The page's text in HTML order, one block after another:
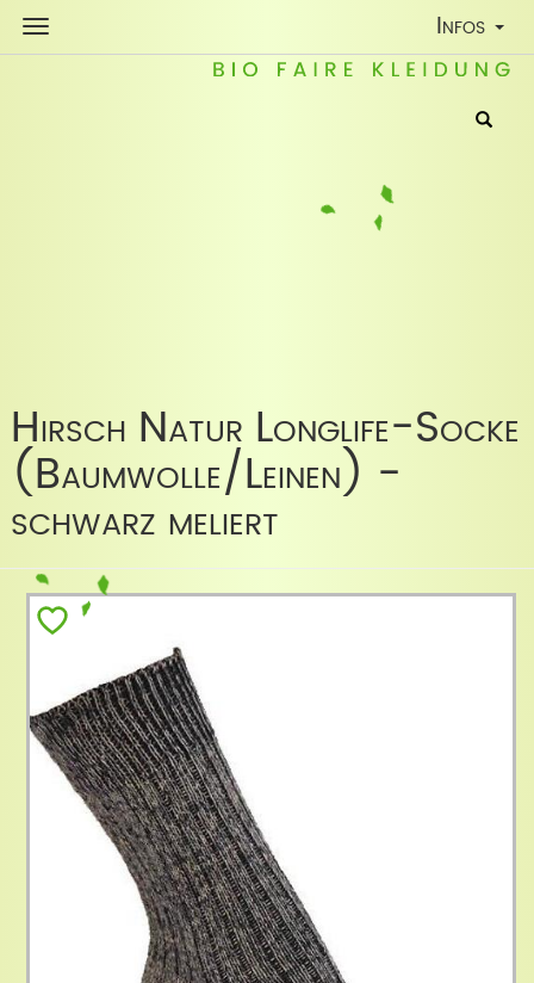
Toggle
Infos
Hirsch Natur Longlife-Socke
(Baumwolle/Leinen) -
schwarz meliert